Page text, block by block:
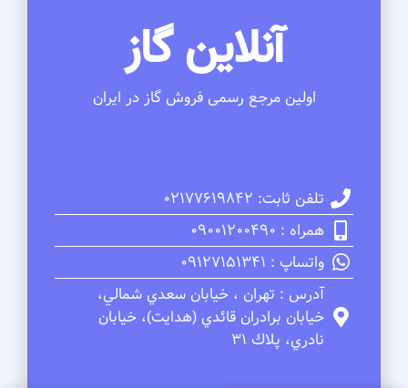
آنلاین گاز
اولین مرجع رسمی فروش گاز در ایران
تلفن ثابت: 02177619842
همراه : 09001200490
واتساپ : 09127151341
آدرس : تهران ، خيابان سعدي شمالي،
خيابان برادران قائدي (هدايت)، خيابان
نادري، پلاك 31